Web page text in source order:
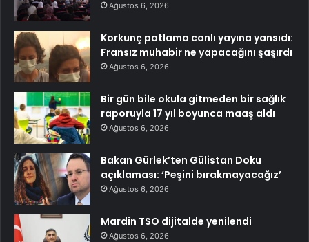
Ağustos 6, 2026
Korkunç patlama canlı yayına yansıdı:
Fransız muhabir ne yapacağını şaşırdı
Ağustos 6, 2026
Bir gün bile okula gitmeden bir sağlık
raporuyla 17 yıl boyunca maaş aldı
Ağustos 6, 2026
Bakan Gürlek’ten Gülistan Doku
açıklaması: ‘Peşini bırakmayacağız’
Ağustos 6, 2026
Mardin TSO dijitalde yenilendi
Ağustos 6, 2026